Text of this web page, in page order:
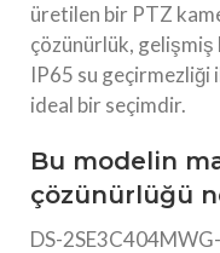
üretilen bir PTZ
çözünürlük,
IP65 su geçirmezliği
ideal bir seçimdir.
Bu modelin
çözünürlüğü
DS-